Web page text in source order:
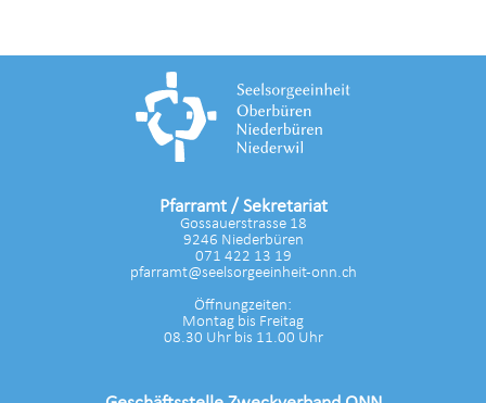
Pfarramt / Sekretariat
Gossauerstrasse 18
9246 Niederbüren
071 422 13 19
pfarramt@seelsorgeeinheit-onn.ch
Öffnungzeiten:
Montag bis Freitag
08.30 Uhr bis 11.00 Uhr